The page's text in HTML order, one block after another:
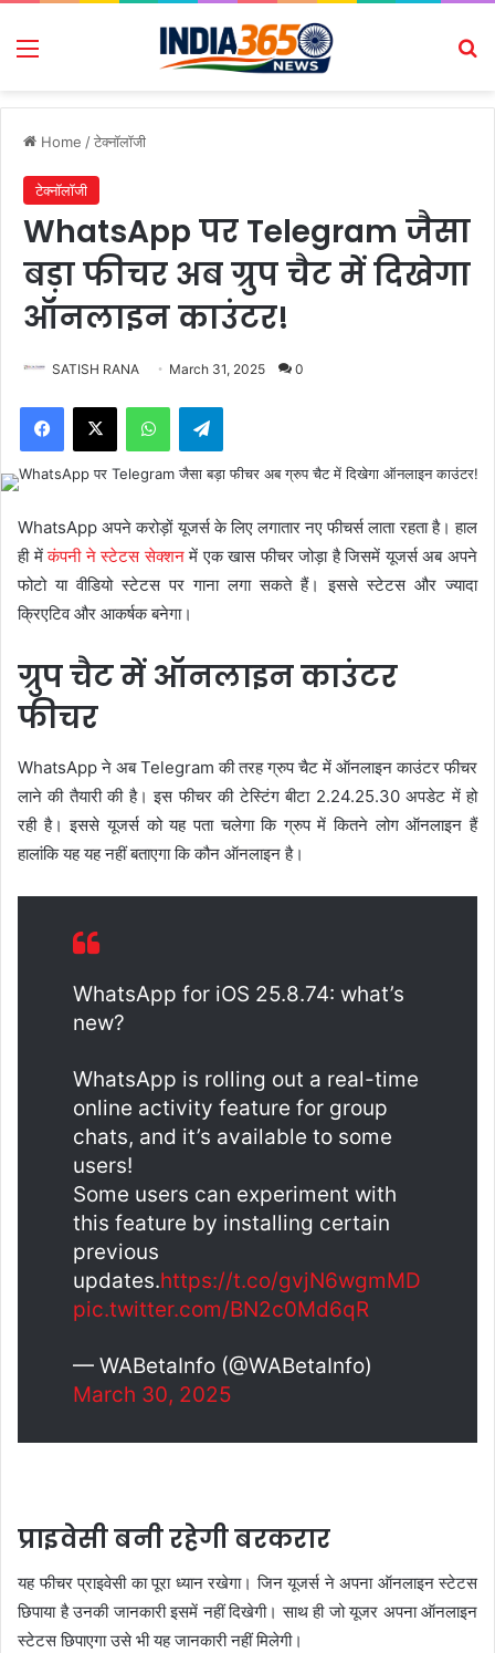
Menu
Home /टेक्नॉलॉजी
टेक्नॉलॉजी
WhatsApp पर Telegram जैसा
बड़ा फीचर अब ग्रुप चैट में दिखेगा
ऑनलाइन काउंटर!
SATISH RANA March 31, 2025 0
Facebook
X WhatsAppTelegram
WhatsApp अपने करोड़ों यूजर्स के लिए लगातार नए फीचर्स लाता रहता है। हाल
ही मेंकंपनी ने स्टेटस सेक्शनमें एक खास फीचर जोड़ा है जिसमें यूजर्स अब अपने
फोटो या वीडियो स्टेटस पर गाना लगा सकते हैं। इससे स्टेटस और ज्यादा
क्रिएटिव और आकर्षक बनेगा।
ग्रुप चैट में ऑनलाइन काउंटर
फीचर
WhatsApp ने अब Telegram की तरह ग्रुप चैट में ऑनलाइन काउंटर फीचर
लाने की तैयारी की है। इस फीचर की टेस्टिंग बीटा 2.24.25.30 अपडेट में हो
रही है। इससे यूजर्स को यह पता चलेगा कि ग्रुप में कितने लोग ऑनलाइन हैं
हालांकि यह यह नहीं बताएगा कि कौन ऑनलाइन है।
WhatsApp for iOS 25.8.74: what’s
new?
WhatsApp is rolling out a real-time
online activity feature for group
chats, and it’s available to some
users!
Some users can experiment with
this feature by installing certain
previous
updates.https://t.co/gvjN6wgmMD
pic.twitter.com/BN2c0Md6qR
— WABetaInfo (@WABetaInfo)
March 30, 2025
प्राइवेसी बनी रहेगी बरकरार
यह फीचर प्राइवेसी का पूरा ध्यान रखेगा। जिन यूजर्स ने अपना ऑनलाइन स्टेटस
छिपाया है उनकी जानकारी इसमें नहीं दिखेगी। साथ ही जो यूजर अपना ऑनलाइन
स्टेटस छिपाएगा उसे भी यह जानकारी नहीं मिलेगी।